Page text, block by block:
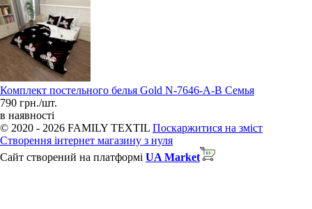
Комплект постельного белья Gold N-7646-A-B Семья
790 грн./шт.
в наявності
© 2020 - 2026 FAMILY TEXTIL Поскаржитися на зміст
Створення інтернет магазину з нуля
Сайт створений на платформі UA Market